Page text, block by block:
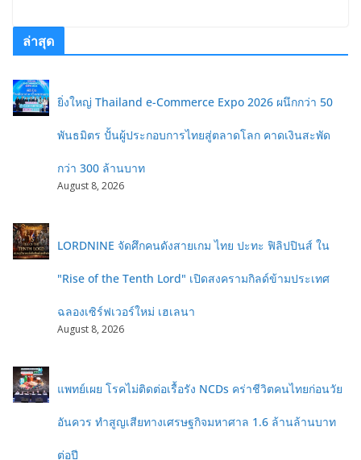
ล่าสุด
ยิ่งใหญ่ Thailand e-Commerce Expo 2026 ผนึกกว่า 50
พันธมิตร ปั้นผู้ประกอบการไทยสู่ตลาดโลก คาดเงินสะพัด
กว่า 300 ล้านบาท
August 8, 2026
LORDNINE จัดศึกคนดังสายเกม ไทย ปะทะ ฟิลิปปินส์ ใน
"Rise of the Tenth Lord" เปิดสงครามกิลด์ข้ามประเทศ
ฉลองเซิร์ฟเวอร์ใหม่ เฮเลนา
August 8, 2026
แพทย์เผย โรคไม่ติดต่อเรื้อรัง NCDs คร่าชีวิตคนไทยก่อนวัย
อันควร ทำสูญเสียทางเศรษฐกิจมหาศาล 1.6 ล้านล้านบาท
ต่อปี